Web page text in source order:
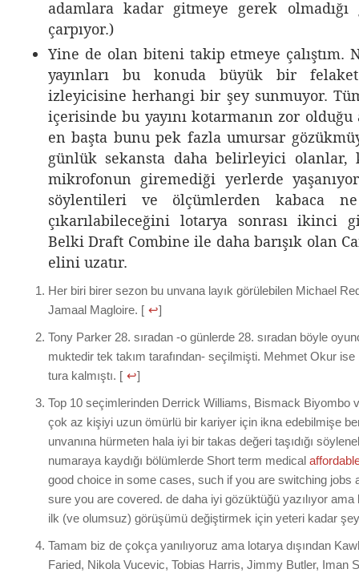
adamlara kadar gitmeye gerek olmadığı
çarpıyor.)
Yine de olan biteni takip etmeye çalıştım.
yayınları bu konuda büyük bir
izleyicisine herhangi bir şey sunmuyor.
içerisinde bu yayını kotarmanın zor olduğu
en başta bunu pek fazla umursar
günlük sekansta daha belirleyici olanlar,
mikrofonun giremediği yerlerde
söylentileri ve ölçümlerden kabaca
çıkarılabileceğini lotarya sonrası ikinci
Belki Draft Combine ile daha barışık olan
elini uzatır.
Her biri birer sezon bu unvana layık görülebilen Michael
Jamaal Magloire. [ ↩]
Tony Parker 28. sıradan -o günlerde 28. sıradan böyle
muktedir tek takım tarafından- seçilmişti. Mehmet Okur
tura kalmıştı. [ ↩]
Top 10 seçimlerinden Derrick Williams, Bismack Biyombo
çok az kişiyi uzun ömürlü bir kariyer için ikna edebilmişe
unvanına hürmeten hala iyi bir takas değeri taşıdığı
numaraya kaydığı bölümlerde Short term medical
good choice in some cases, such if you are switching jobs
sure you are covered. de daha iyi gözüktüğü yazılıyor ama
ilk (ve olumsuz) görüşümü değiştirmek için yeteri kadar
Tamam biz de çokça yanılıyoruz ama lotarya dışından
Faried, Nikola Vucevic, Tobias Harris, Jimmy Butler, Iman